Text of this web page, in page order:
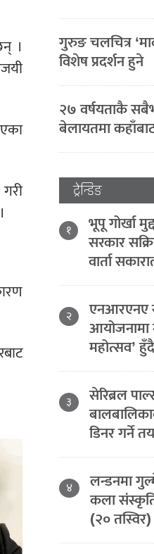
।
गुरुङ चलचित्र
विशेष प्रदर्शन हुने
२७ वर्षयताकै
बेलायतमा
ट्रेन्डिङ
१ भूपू गोर्खा
सरकार
वार्ता
२ एनआरएनए
आयोजनामा
महोत्सव’
३ सेरिब्रल
डिनर गर्ने
४ लन्डनमा
कला
(२० तस्विर)